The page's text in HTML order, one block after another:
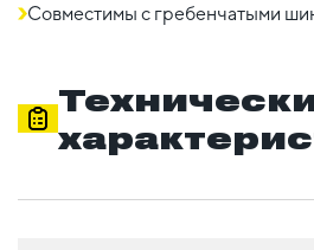
Совместимы с гребенчатыми